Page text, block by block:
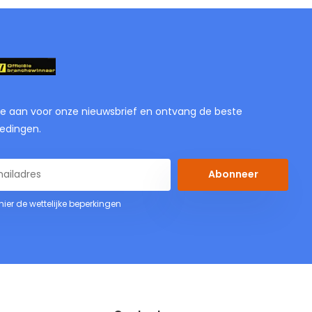
aan voor onze nieuwsbrief en ontvang de beste
Abonneer
de wettelijke beperkingen